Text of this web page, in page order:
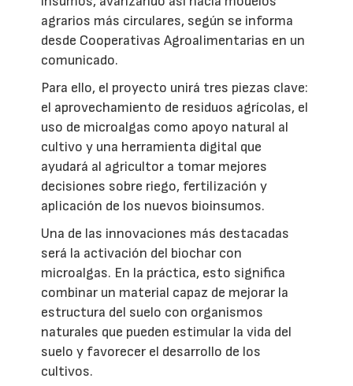
agrarios más circulares, según se informa
desde Cooperativas Agroalimentarias en un
comunicado.
Para ello, el proyecto unirá tres piezas clave:
el aprovechamiento de residuos agrícolas, el
uso de microalgas como apoyo natural al
cultivo y una herramienta digital que
ayudará al agricultor a tomar mejores
decisiones sobre riego, fertilización y
aplicación de los nuevos bioinsumos.
Una de las innovaciones más destacadas
será la activación del biochar con
microalgas. En la práctica, esto significa
combinar un material capaz de mejorar la
estructura del suelo con organismos
naturales que pueden estimular la vida del
suelo y favorecer el desarrollo de los
cultivos.